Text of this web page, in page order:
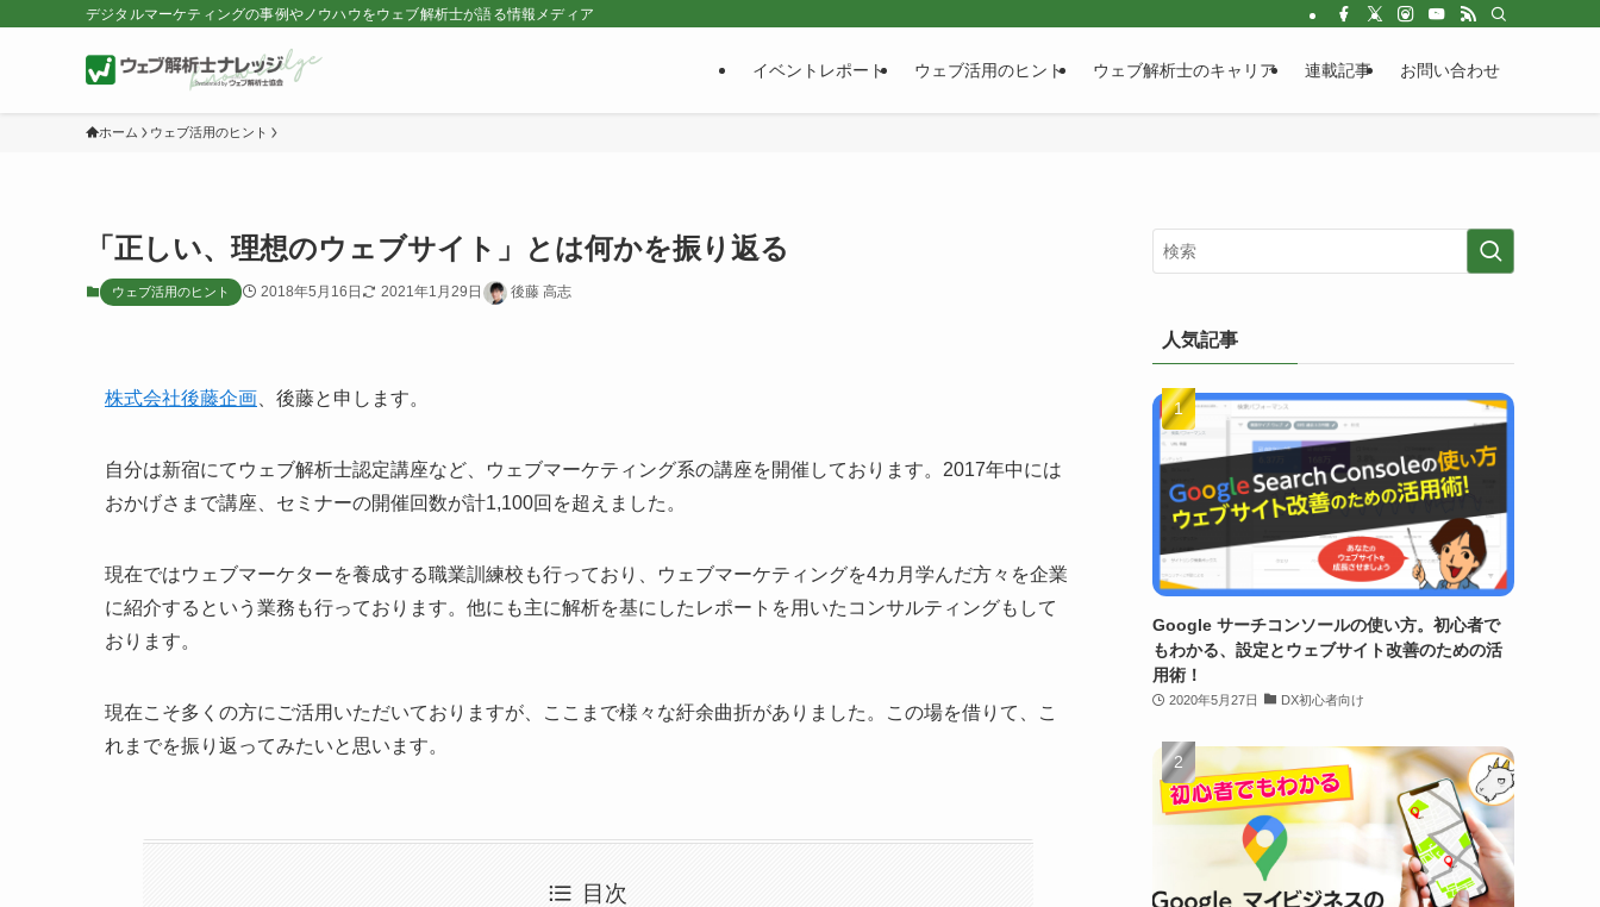
デジタルマーケティングの事例やノウハウをウェブ解析士が語る情報メディア
イベントレポート ウェブ活用のヒント ウェブ解析士のキャリア 連載記事 お問い合わせ
ホーム ウェブ活用のヒント
「正しい、理想のウェブサイト」とは何かを振り返る
ウェブ活用のヒント 2018年5月16日 2021年1月29日 後藤 高志
株式会社後藤企画 、後藤と申します。
自分は新宿にてウェブ解析士認定講座など、ウェブマーケティング系の講座を開催しております。2017年中には
おかげさまで講座、セミナーの開催回数が計1,100回を超えました。
現在ではウェブマーケターを養成する職業訓練校も行っており、ウェブマーケティングを4カ月学んだ方々を企業
に紹介するという業務も行っております。他にも主に解析を基にしたレポートを用いたコンサルティングもして
おります。
現在こそ多くの方にご活用いただいておりますが、ここまで様々な紆余曲折がありました。この場を借りて、こ
れまでを振り返ってみたいと思います。
目次
人気記事
Google サーチコンソールの使い方。初心者で
もわかる、設定とウェブサイト改善のための活
用術！
2020年5月27日 DX初心者向け